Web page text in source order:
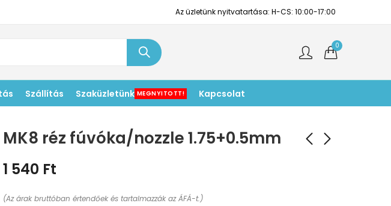
Az üzletünk nyitvatartása: H-CS: 10:00-17:00
0
Szállítás Szaküzletünk MEGNYITOTT! Kapcsolat
MK8 réz fúvóka/nozzle 1.75+0.5mm
1 540 Ft
(Az árak bruttóban értendőek és tartalmazzák az ÁFÁ-t.)